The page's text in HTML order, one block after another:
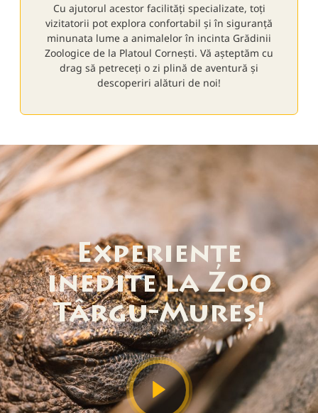
Cu ajutorul acestor facilități specializate, toți
vizitatorii pot explora confortabil și în siguranță
minunata lume a animalelor în incinta Grădinii
Zoologice de la Platoul Cornești. Vă așteptăm cu
drag să petreceți o zi plină de aventură și
descoperiri alături de noi!
Experiențe
inedite la Zoo
Târgu-Mureș!